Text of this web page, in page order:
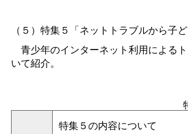
（５）特集５「ネットトラブルから子
青少年のインターネット利用による
いて紹介。
特集５の内容について